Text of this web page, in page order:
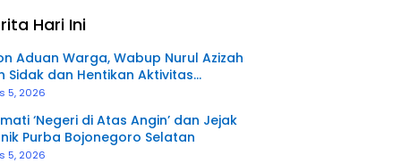
Hari Ini
Aduan Warga, Wabup Nurul Azizah
Sidak dan Hentikan Aktivitas
Tanah di Trucuk
5, 2026
‘Negeri di Atas Angin’ dan Jejak
Purba Bojonegoro Selatan
5, 2026